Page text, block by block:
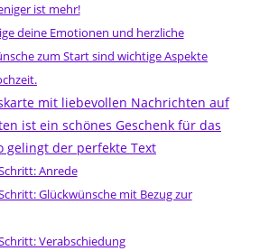
ist mehr!
deine Emotionen und herzliche
zum Start sind wichtige Aspekte
mit liebevollen Nachrichten auf
ist ein schönes Geschenk für das
gelingt der perfekte Text
Anrede
Glückwünsche mit Bezug zur
Verabschiedung